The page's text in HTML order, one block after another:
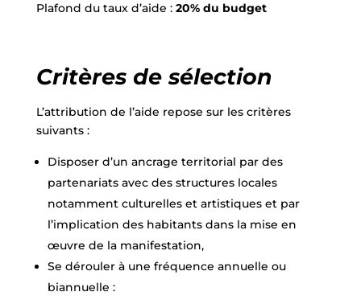
Plafond du taux d’aide : 20% du budget
Critères de sélection
L’attribution de l’aide repose sur les critères
suivants :
Disposer d’un ancrage territorial par des
partenariats avec des structures locales
notamment culturelles et artistiques et par
l’implication des habitants dans la mise en
œuvre de la manifestation,
Se dérouler à une fréquence annuelle ou
biannuelle :